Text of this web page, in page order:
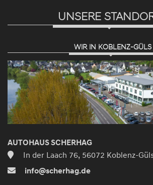
UNSERE
WIR IN KOBLENZ-GÜLS
AUTOHAUS SCHERHAG
In der Laach 76, 56072 Koblenz-
info@scherhag.de